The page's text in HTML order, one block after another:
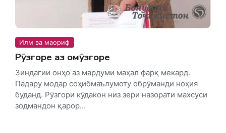
Илм ва маориф
Рӯзгоре аз омӯзгоре
Зиндагии онҳо аз мардуми маҳал фарқ мекард.
Падару модар соҳибмаълумоту обрӯманди ноҳия
буданд. Рӯзгори кӯдакон низ зери назорати махсуси
зодмандон қарор...